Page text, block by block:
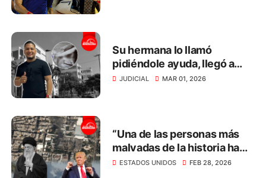
Su hermana lo llamó
pidiéndole ayuda, llegó a
defenderla y le incrustaron
JUDICIAL MAR 01, 2026
“Una de las personas más
malvadas de la historia ha
muerto”: Trump
ESTADOS UNIDOS FEB 28, 2026